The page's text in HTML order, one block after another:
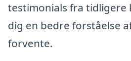
testimonials fra tidligere
dig en bedre forståelse
forvente.